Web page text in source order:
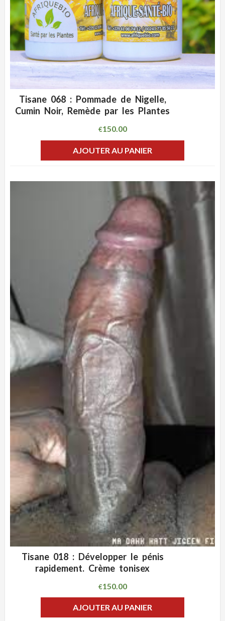
CLIQUEZ POUR VOIR
ADD WISHLIST
Tisane 068 : Pommade de Nigelle,
Cumin Noir, Remède par les Plantes
€150.00
AJOUTER AU PANIER
ADD WISHLIST
Tisane 018 : Développer le pénis
rapidement. Crème tonisex
€150.00
AJOUTER AU PANIER